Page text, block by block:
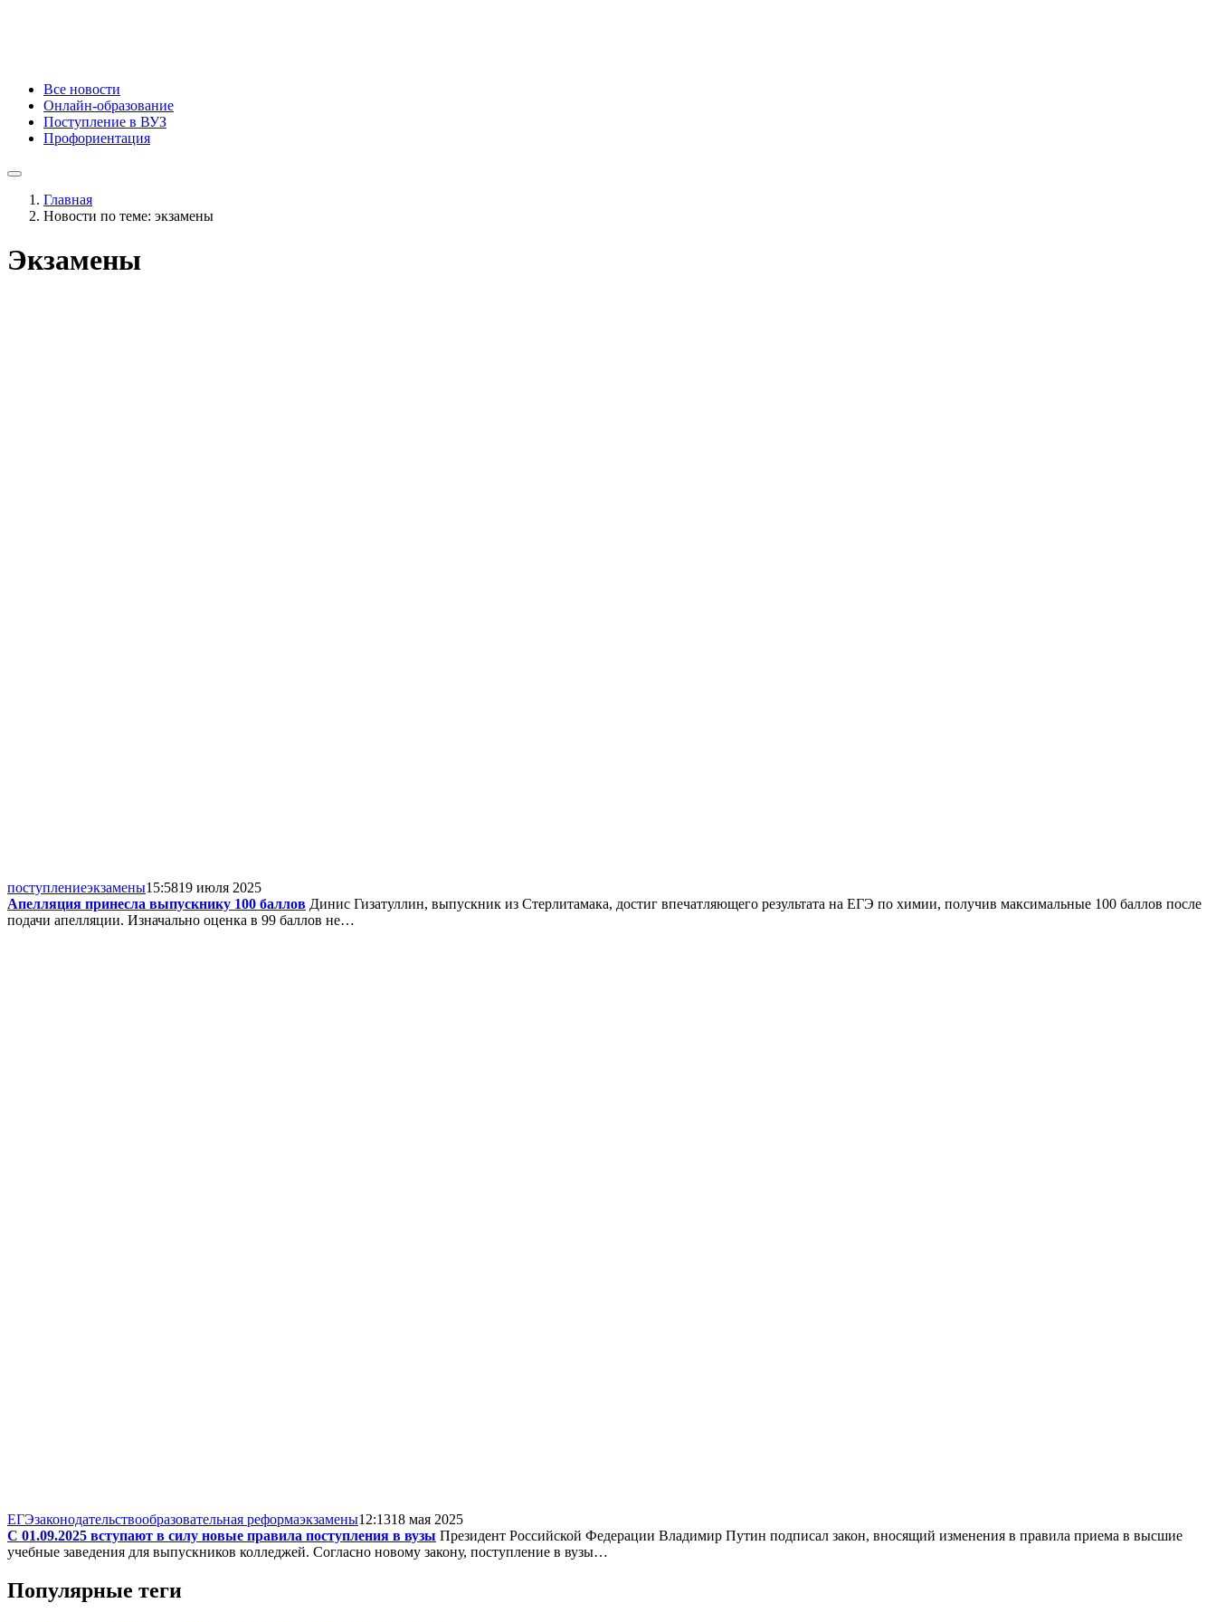
Все новости
Онлайн-образование
Поступление в ВУЗ
Профориентация
Главная
Новости по теме: экзамены
Экзамены
поступлениеэкзамены15:5819 июля 2025
Апелляция принесла выпускнику 100 баллов Динис Гизатуллин, выпускник из Стерлитамака, достиг впечатляющего результата на ЕГЭ по химии, получив максимальные 100 баллов после
подачи апелляции. Изначально оценка в 99 баллов не…
ЕГЭзаконодательствообразовательная реформаэкзамены12:1318 мая 2025
С 01.09.2025 вступают в силу новые правила поступления в вузы Президент Российской Федерации Владимир Путин подписал закон, вносящий изменения в правила приема в высшие
учебные заведения для выпускников колледжей. Согласно новому закону, поступление в вузы…
Популярные теги